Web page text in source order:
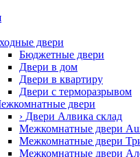
двери
Бюджетные двери
Двери в дом
Двери в квартиру
Двери с терморазрывом
двери
› Двери Алвика склад
Межкомнатные двери
Межкомнатные двери
Межкомнатные двери